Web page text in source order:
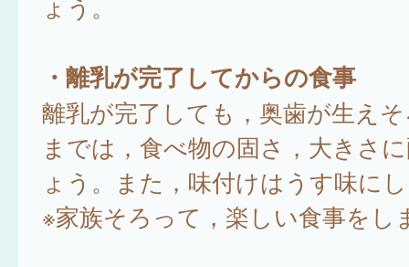
・離乳が完了してからの食事
離乳が完了しても，奥歯が生え
までは，食べ物の固さ，大きさ
ょう。また，味付けはうす味に
※家族そろって，楽しい食事をし